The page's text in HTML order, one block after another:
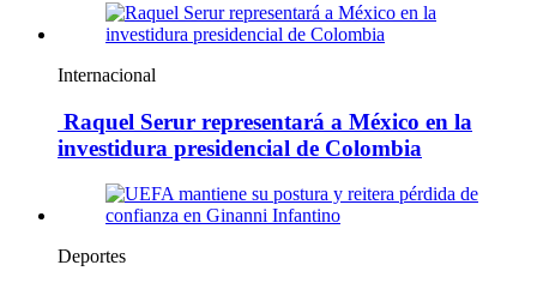
Internacional
Raquel Serur representará a México en la
investidura presidencial de Colombia
Deportes